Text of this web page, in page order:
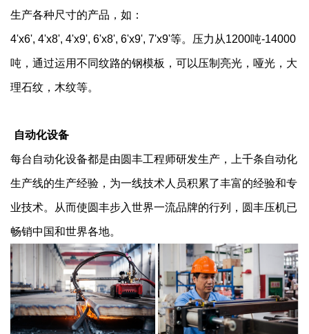
生产各种尺寸的产品，如：
4'x6', 4'x8', 4'x9', 6'x8', 6'x9', 7'x9'等。压力从1200吨-14000
吨，通过运用不同纹路的钢模板，可以压制亮光，哑光，大
理石纹，木纹等。
自动化设备
每台自动化设备都是由圆丰工程师研发生产，上千条自动化
生产线的生产经验，为一线技术人员积累了丰富的经验和专
业技术。从而使圆丰步入世界一流品牌的行列，圆丰压机已
畅销中国和世界各地。